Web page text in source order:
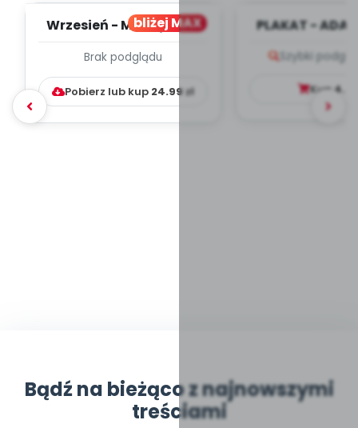
bliżej MAX
Wrzesień - MIESIĘCZNY
WYCHOWAWCZO –
DYDAKTYC...
Brak podglądu
Pobierz lub kup 24.99zł
PLAKAT -
Szybki
Kup
Bądź na bieżąco z najnowszymi
treściami